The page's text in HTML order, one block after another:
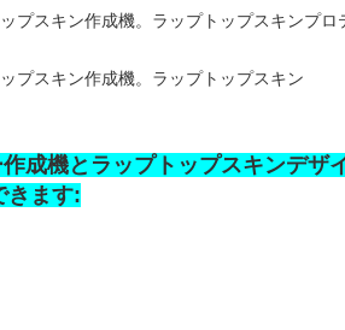
成機とラップトップスキンデザ
きます: